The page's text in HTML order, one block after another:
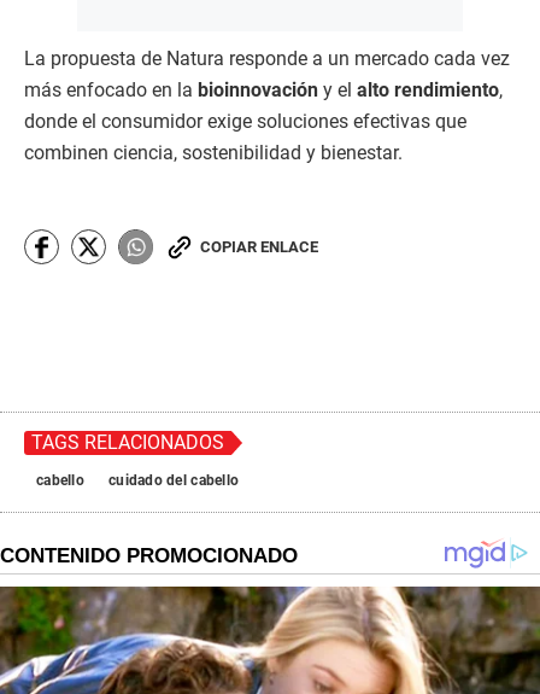
La propuesta de Natura responde a un mercado cada vez
más enfocado en la bioinnovación y el alto rendimiento,
donde el consumidor exige soluciones efectivas que
combinen ciencia, sostenibilidad y bienestar.
COPIAR ENLACE
TAGS RELACIONADOS
cabello cuidado del cabello